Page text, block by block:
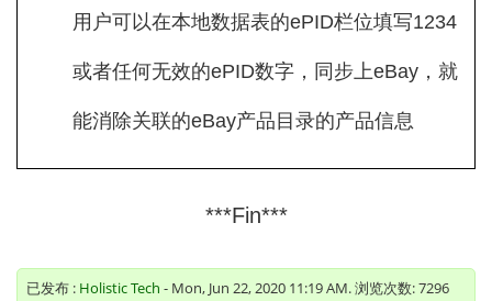
用户可以在本地数据表的ePID栏位填写1234
或者任何无效的ePID数字，同步上eBay，就
能消除关联的eBay产品目录的产品信息
***Fin***
已发布 : Holistic Tech - Mon, Jun 22, 2020 11:19 AM. 浏览次数: 7296